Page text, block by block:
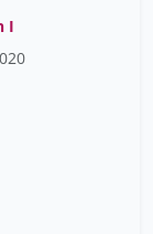
I